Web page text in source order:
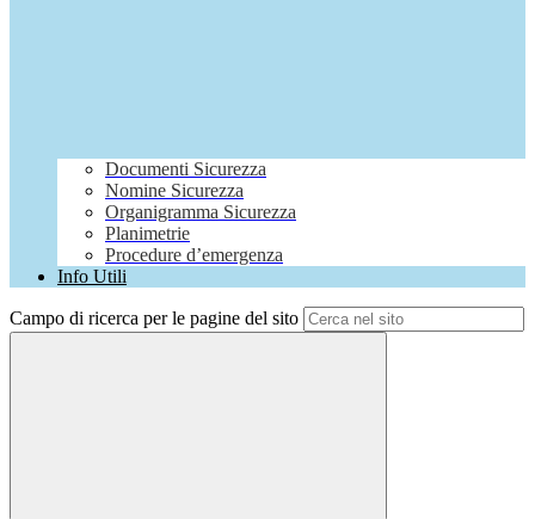
Documenti Sicurezza
Nomine Sicurezza
Organigramma Sicurezza
Planimetrie
Procedure d’emergenza
Info Utili
Campo di ricerca per le pagine del sito